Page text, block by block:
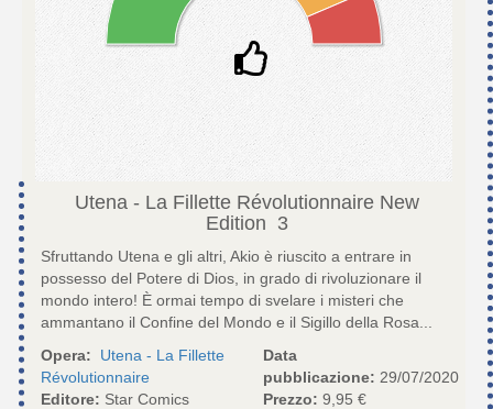
Utena - La Fillette Révolutionnaire New
Edition 3
Sfruttando Utena e gli altri, Akio è riuscito a entrare in
possesso del Potere di Dios, in grado di rivoluzionare il
mondo intero! È ormai tempo di svelare i misteri che
ammantano il Confine del Mondo e il Sigillo della Rosa...
Opera:
Utena - La Fillette
Révolutionnaire
Editore: Star Comics
Data
pubblicazione: 29/07/2020
Prezzo: 9,95 €